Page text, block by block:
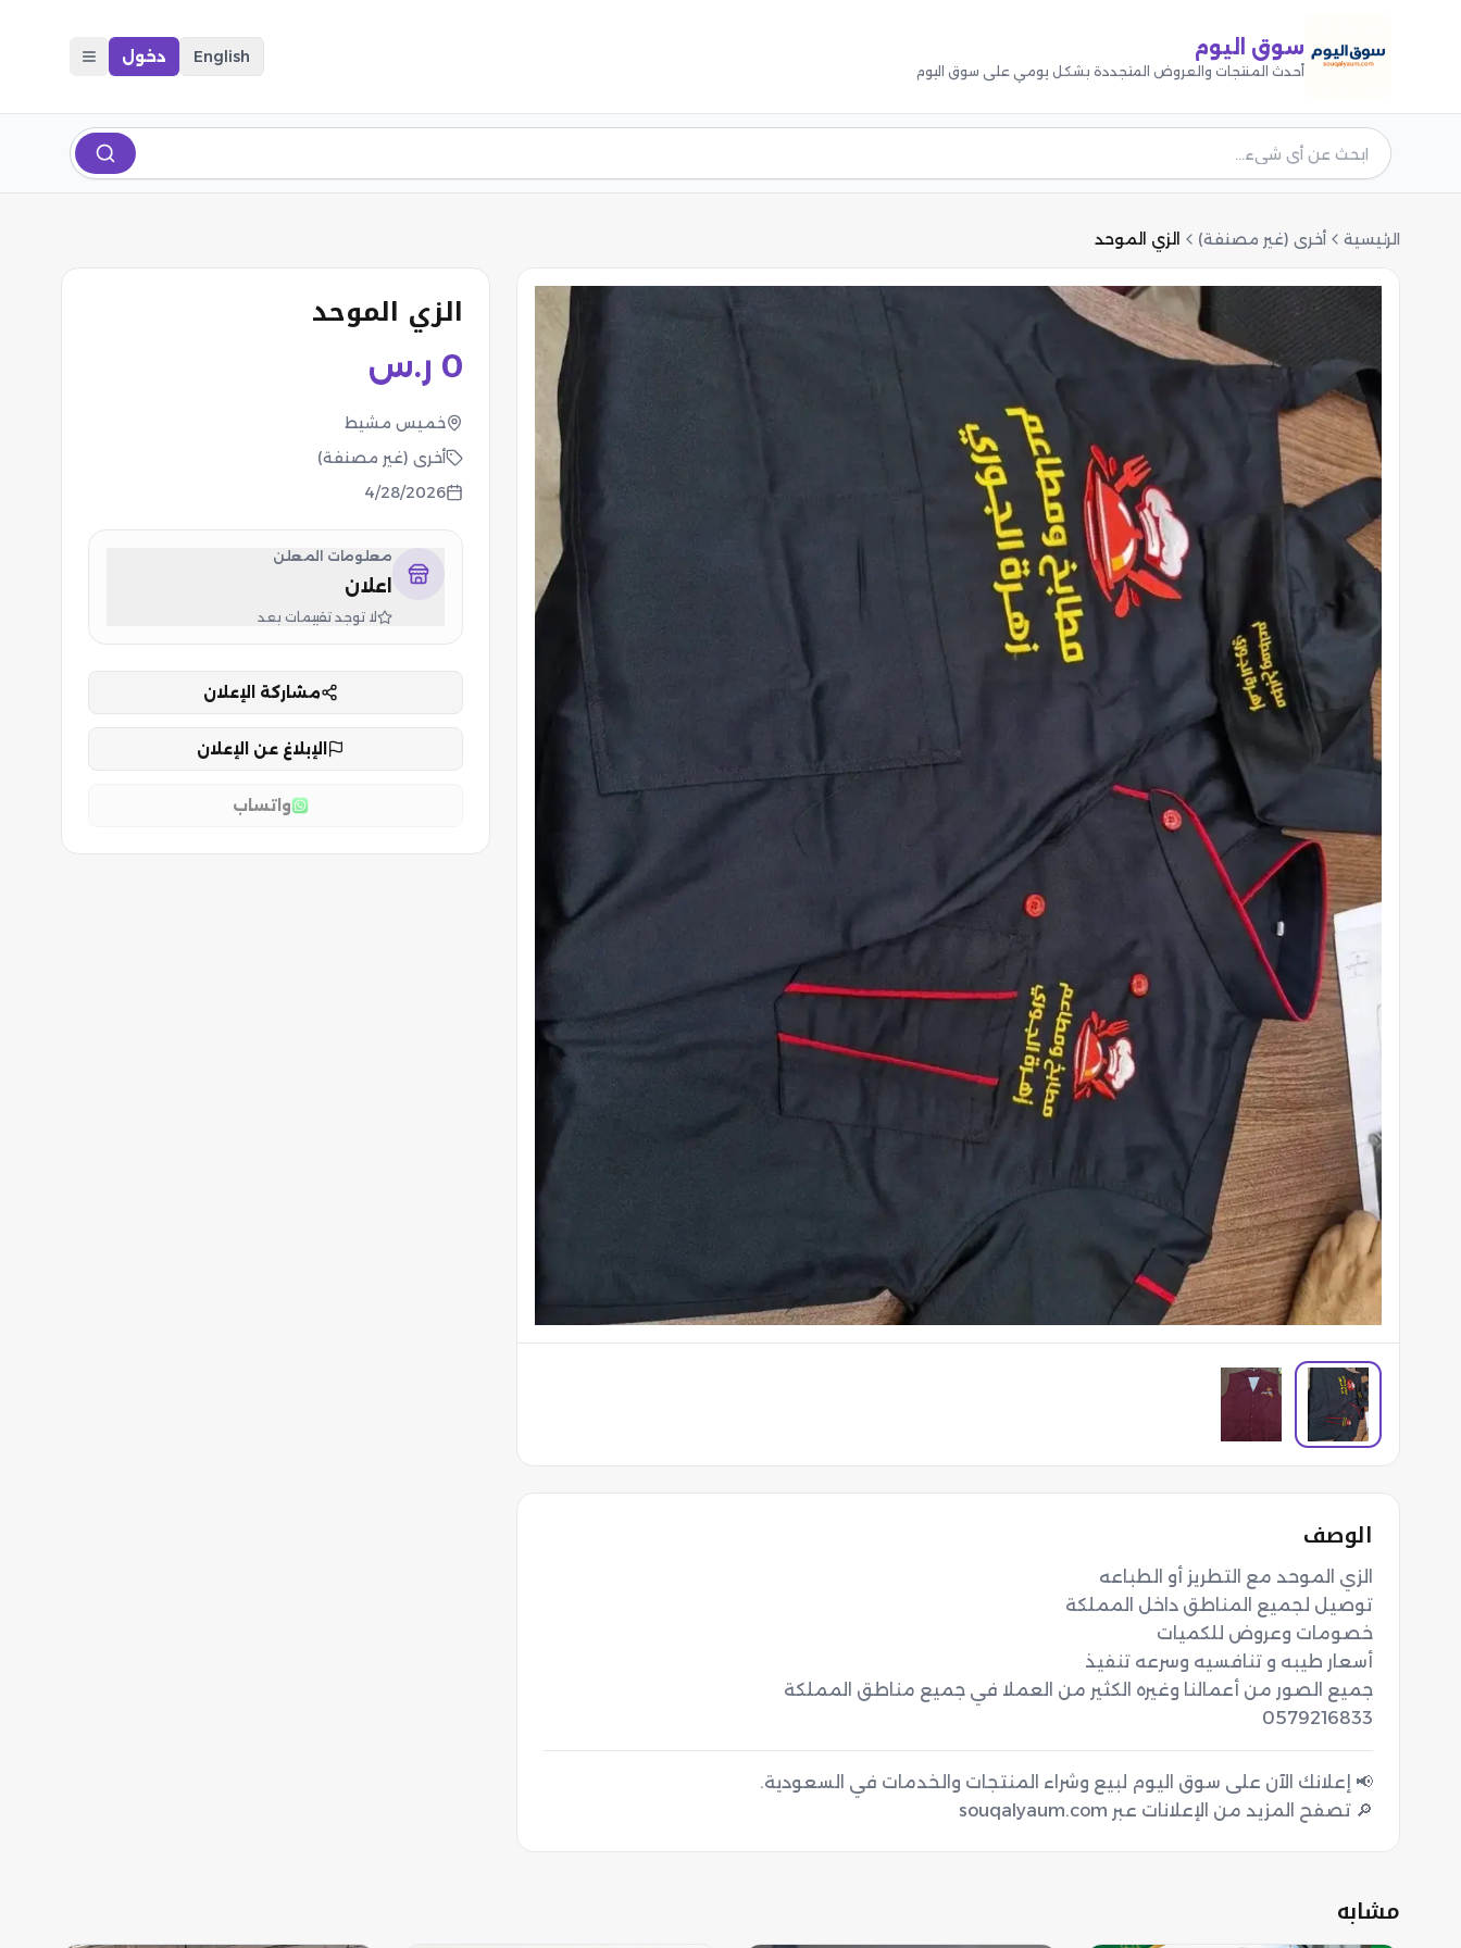
سوق اليوم
أحدث المنتجات والعروض المتجددة بشكل يومي على سوق اليوم
English دخول
الرئيسية أخرى (غير مصنفة) الزي الموحد
الوصف
0579216833
🔎 تصفح المزيد من الإعلانات عبر souqalyaum.com
الزي الموحد
0 ر.س
خميس مشيط
أخرى (غير مصنفة)
4/28/2026
معلومات المعلن
اعلان
لا توجد تقييمات بعد
مشاركة الإعلان
الإبلاغ عن الإعلان
واتساب
مشابه